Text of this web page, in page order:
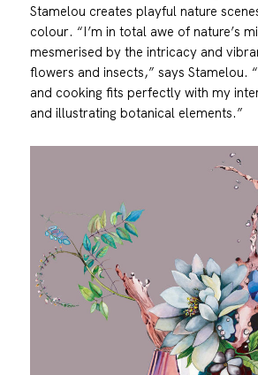
Stamelou creates playful nature
colour. “I’m in total awe of nature’s
mesmerised by the intricacy and
flowers and insects,” says Stamelou.
and cooking fits perfectly with my
and illustrating botanical elements.”